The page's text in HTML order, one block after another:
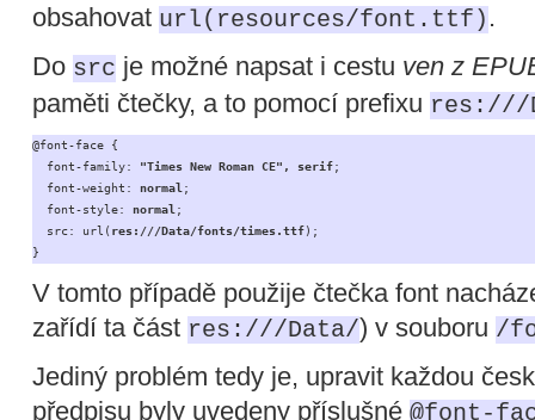
obsahovat url(resources/font.ttf) .
Do src je možné napsat i cestu ven z
paměti čtečky, a to pomocí prefixu res:///
@font-face {
  font-family:
"Times New Roman CE", serif;
  font-weight:
normal ;
  font-style:
normal ;
  src: url(
res:///Data/fonts/times.ttf);
}
V tomto případě použije čtečka font
zařídí ta část res:///Data/) v souboru /
Jediný problém tedy je, upravit každou
předpisu byly uvedeny příslušné @font-